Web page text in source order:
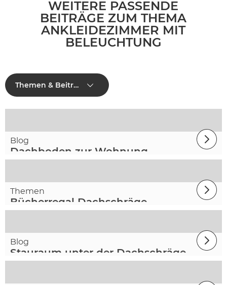
WEITERE PASSENDE
BEITRÄGE ZUM THEMA
ANKLEIDEZIMMER MIT
BELEUCHTUNG
Themen & Beiträge
Blog
Dachboden zur Wohnung
Themen
Bücherregal Dachschräge
Blog
Stauraum unter der Dachschräge